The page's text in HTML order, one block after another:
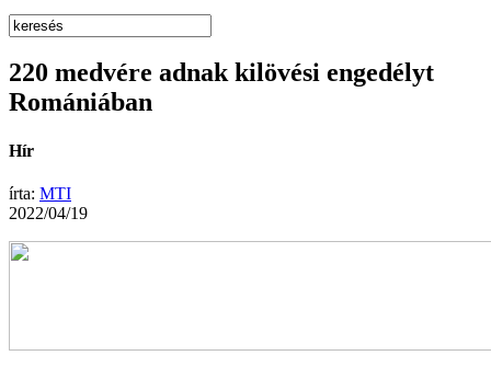
220 medvére adnak kilövési engedélyt
Romániában
Hír
írta: MTI
2022/04/19